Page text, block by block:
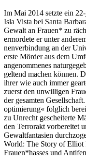
Im Mai 2014 setzte ein
Isla Vista bei Santa
Gewalt an Frauen* zu
ermordete er unter
nenverbindung an der
erste Mörder aus dem
ange­nommenes
geltend machen können.
ihrer wie auch immer
zuerst den unwilligen
der gesamten
optimierung« folglich
zu Unrecht gescheiterte
den Terrorakt vorbereitet
Gewaltfantasien
World: The Story of Elliot
Frauen*hasses und